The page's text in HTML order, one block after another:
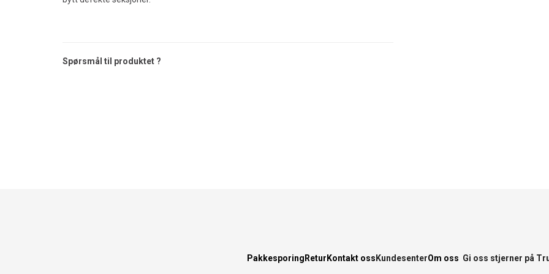
Spørsmål til produktet ?
Pakkesporing Retur Kontakt oss KundesenterOm oss Gi oss stjerner på